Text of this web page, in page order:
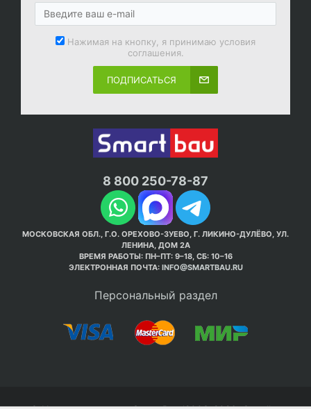
Нажимая на кнопку, я принимаю условия
соглашения.
ПОДПИСАТЬСЯ
8 800 250-78-87
МОСКОВСКАЯ ОБЛ., Г.О. ОРЕХОВО-ЗУЕВО, Г. ЛИКИНО-ДУЛЁВО, УЛ.
ЛЕНИНА, ДОМ 2А
ВРЕМЯ РАБОТЫ: ПН–ПТ: 9–18, СБ: 10–16
ЭЛЕКТРОННАЯ ПОЧТА: INFO@SMARTBAU.RU
Персональный раздел